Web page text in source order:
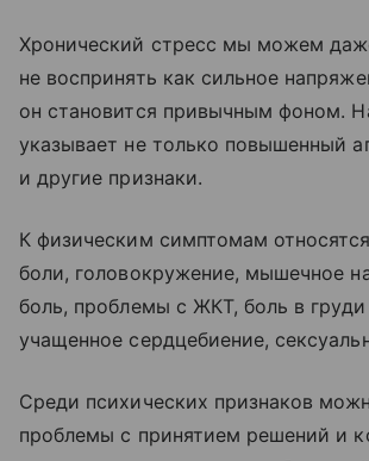
Хронический стресс мы можем
не воспринять как сильное
он становится привычным фоном.
указывает не только повышенный
и другие признаки.
К физическим симптомам
боли, головокружение, мышечное
боль, проблемы с ЖКТ, боль в
учащенное сердцебиение,
Среди психических признаков
проблемы с принятием решений и